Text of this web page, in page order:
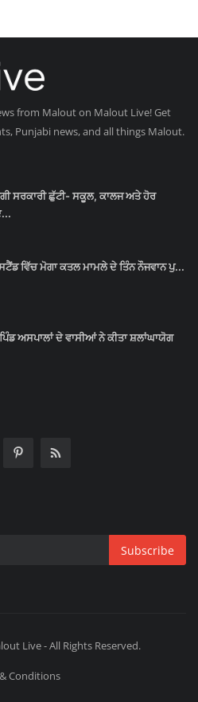
from Malout on Malout Live! Get
Punjabi news, and all things Malout.
ਸਰਕਾਰੀ ਛੁੱਟੀ- ਸਕੂਲ, ਕਾਲਜ ਅਤੇ ਹੋਰ
ਵਿੱਚ ਮੋਗਾ ਕਤਲ ਮਾਮਲੇ ਦੇ ਤਿੰਨ ਨੌਜਵਾਨ ਪੁ...
ਅਸਪਾਲਾਂ ਦੇ ਵਾਸੀਆਂ ਨੇ ਕੀਤਾ ਸ਼ਲਾਂਘਾਯੋਗ
Subscribe
Live - All Rights Reserved.
Conditions